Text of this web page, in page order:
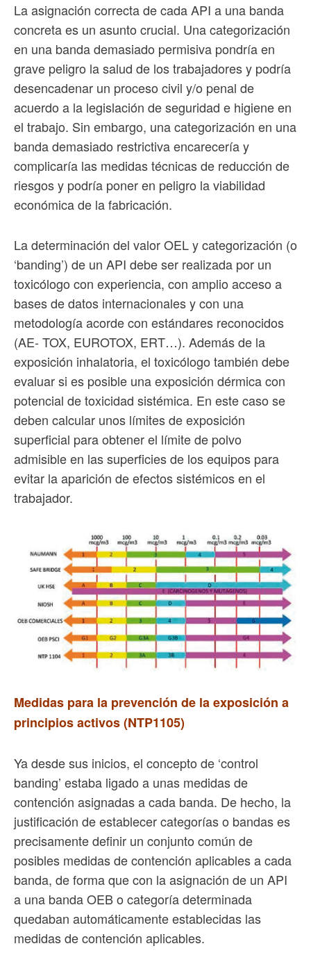
La asignación correcta de cada API a una banda
concreta es un asunto crucial. Una categorización
en una banda demasiado permisiva pondría en
grave peligro la salud de los trabajadores y podría
desencadenar un proceso civil y/o penal de
acuerdo a la legislación de seguridad e higiene en
el trabajo. Sin embargo, una categorización en una
banda demasiado restrictiva encarecería y
complicaría las medidas técnicas de reducción de
riesgos y podría poner en peligro la viabilidad
económica de la fabricación.
La determinación del valor OEL y categorización (o
‘banding’) de un API debe ser realizada por un
toxicólogo con experiencia, con amplio acceso a
bases de datos internacionales y con una
metodología acorde con estándares reconocidos
(AE- TOX, EUROTOX, ERT…). Además de la
exposición inhalatoria, el toxicólogo también debe
evaluar si es posible una exposición dérmica con
potencial de toxicidad sistémica. En este caso se
deben calcular unos límites de exposición
superficial para obtener el límite de polvo
admisible en las superficies de los equipos para
evitar la aparición de efectos sistémicos en el
trabajador.
Medidas para la prevención de la exposición a
principios activos (NTP1105)
Ya desde sus inicios, el concepto de ‘control
banding’ estaba ligado a unas medidas de
contención asignadas a cada banda. De hecho, la
justificación de establecer categorías o bandas es
precisamente definir un conjunto común de
posibles medidas de contención aplicables a cada
banda, de forma que con la asignación de un API
a una banda OEB o categoría determinada
quedaban automáticamente establecidas las
medidas de contención aplicables.